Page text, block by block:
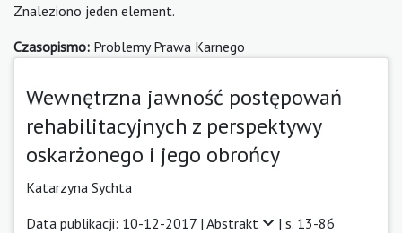
Znaleziono jeden element.
Czasopismo: Problemy Prawa Karnego
Wewnętrzna jawność postępowań
rehabilitacyjnych z perspektywy
oskarżonego i jego obrońcy
Katarzyna Sychta
Data publikacji: 10-12-2017 | Abstrakt | s. 13-86